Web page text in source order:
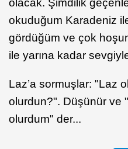
olacak. Şimdilik
okuduğum Karadeniz
gördüğüm ve çok
ile yarına kadar
Laz’a sormuşlar: "Laz
olurdun?". Düşünür ve
olurdum" der...